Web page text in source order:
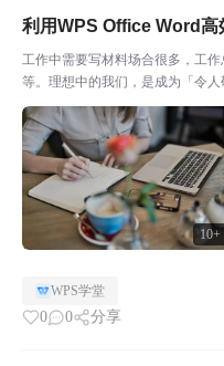
10+
利用WPS Office Word高
工作中需要写材料场合很多，工
等。理想中的我们，是成为「令
政财会、才思敏捷、倚马可待，
在职场摸爬滚打多年，每到要写工
WPS学堂
0 0 分享